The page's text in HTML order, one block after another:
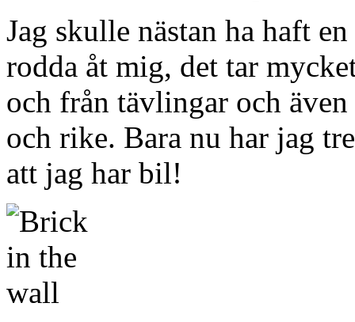
Jag skulle nästan ha haft
rodda åt mig, det tar
och från tävlingar och
och rike. Bara nu har jag
att jag har bil!